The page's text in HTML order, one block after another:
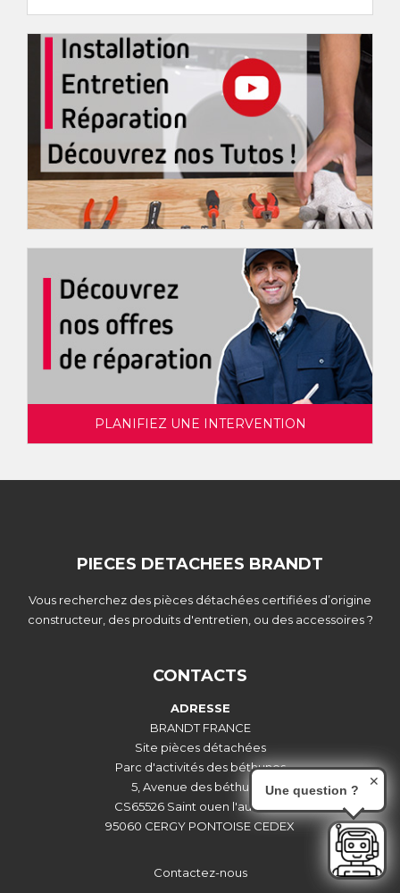
PLANIFIEZ UNE INTERVENTION
PIECES DETACHEES BRANDT
Vous recherchez des pièces détachées certifiées d’origine
constructeur, des produits d'entretien, ou des accessoires ?
CONTACTS
ADRESSE
BRANDT FRANCE
Site pièces détachées
Parc d'activités des béthunes
5, Avenue des béthunes
CS65526 Saint ouen l'aumône
95060 CERGY PONTOISE CEDEX
Contactez-nous
Une question ?
✕